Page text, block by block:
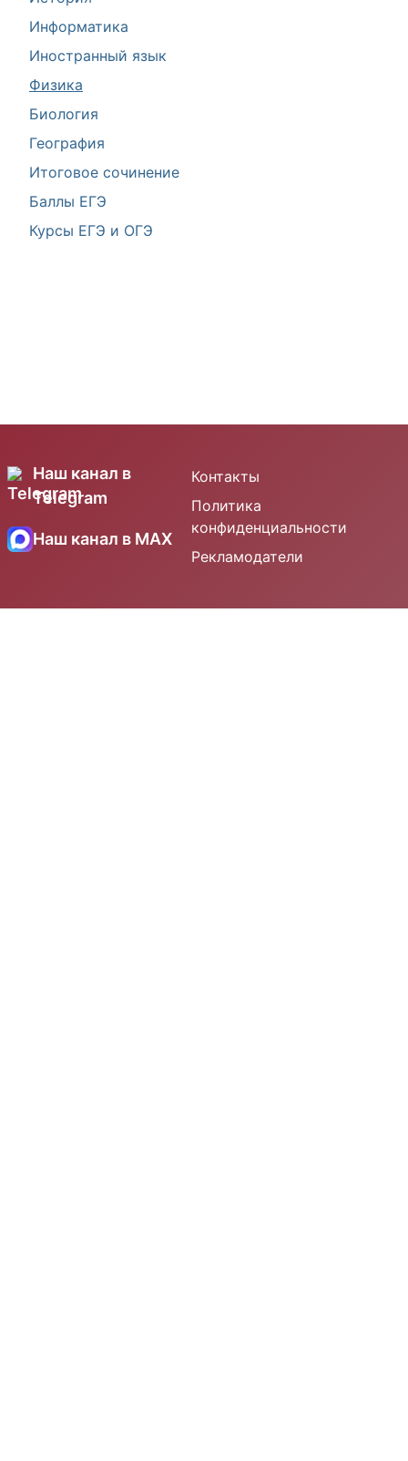
Информатика
Иностранный язык
Физика
Биология
География
Итоговое сочинение
Баллы ЕГЭ
Курсы ЕГЭ и ОГЭ
Наш канал в
Telegram
Наш канал в MAX
Контакты
Политика
конфиденциальности
Рекламодатели